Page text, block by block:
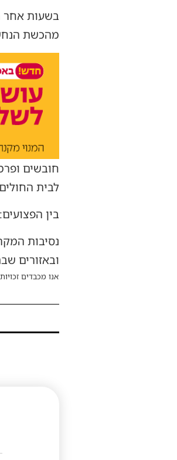
מהכשת
חובשים
לבית
בין הפצועים: נער בן 15 שנפגע באורח בינוני וסבל
נסיבות
ובאזורים
אנו מכבדים